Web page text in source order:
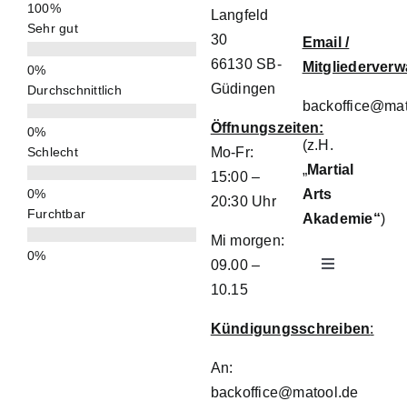
Sehr gut
Durchschnittlich
Schlecht
Furchtbar
Langfeld
30
66130 SB-
Güdingen
Öffnungszeiten:
Mo-Fr:
15:00 –
20:30 Uhr
Mi morgen:
09.00 –
10.15
Kündigungsschreiben:
An:
backoffice@matool.de
Email /
(z.H.
„Martial
Arts
Akademie“)
Toggle